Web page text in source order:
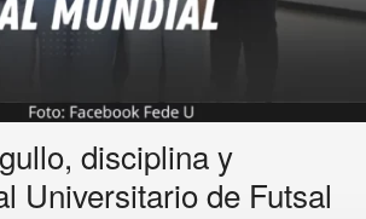
disciplina y
Universitario de Futsal